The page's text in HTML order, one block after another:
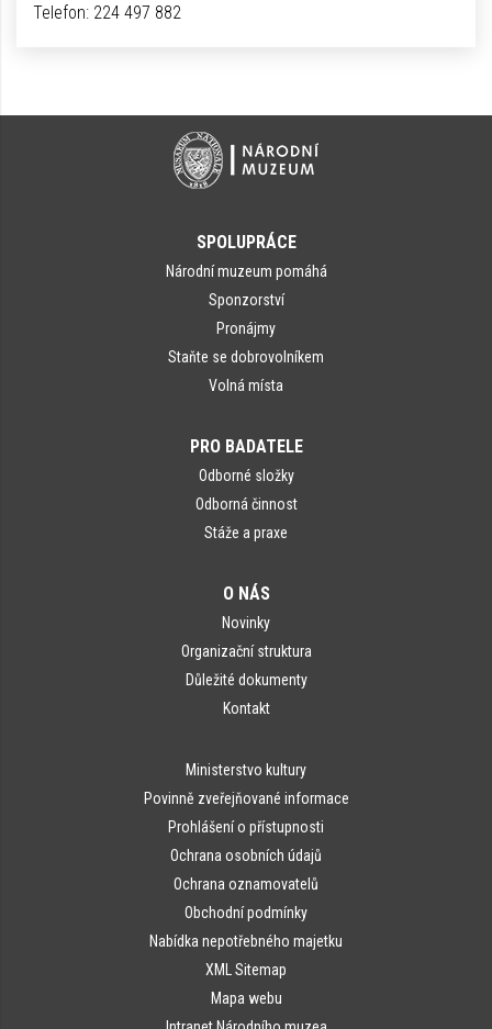
Telefon: 224 497 882
SPOLUPRÁCE
Národní muzeum pomáhá
Sponzorství
Pronájmy
Staňte se dobrovolníkem
Volná místa
PRO BADATELE
Odborné složky
Odborná činnost
Stáže a praxe
O NÁS
Novinky
Organizační struktura
Důležité dokumenty
Kontakt
Ministerstvo kultury
Povinně zveřejňované informace
Prohlášení o přístupnosti
Ochrana osobních údajů
Ochrana oznamovatelů
Obchodní podmínky
Nabídka nepotřebného majetku
XML Sitemap
Mapa webu